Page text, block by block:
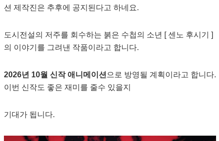
션 제작진은 추후에 공지된다고 하네요.
도시전설의 저주를 회수하는 붉은 수첩의 소년 [ 센노 후시기 ]
의 이야기를 그려낸 작품이라고 합니다.
2026년 10월 신작 애니메이션 으로 방영될 계획이라고 합니다.
이번 신작도 좋은 재미를 줄수 있을지
기대가 됩니다.